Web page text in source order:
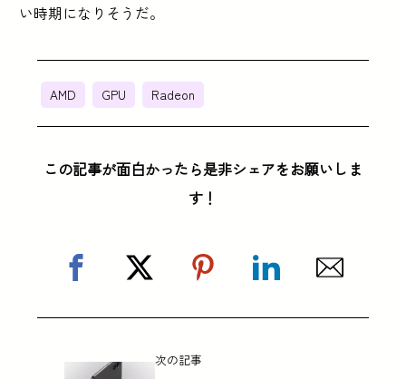
い時期になりそうだ。
AMD GPU Radeon
この記事が面白かったら是非シェアをお願いしま
す！
次の記事